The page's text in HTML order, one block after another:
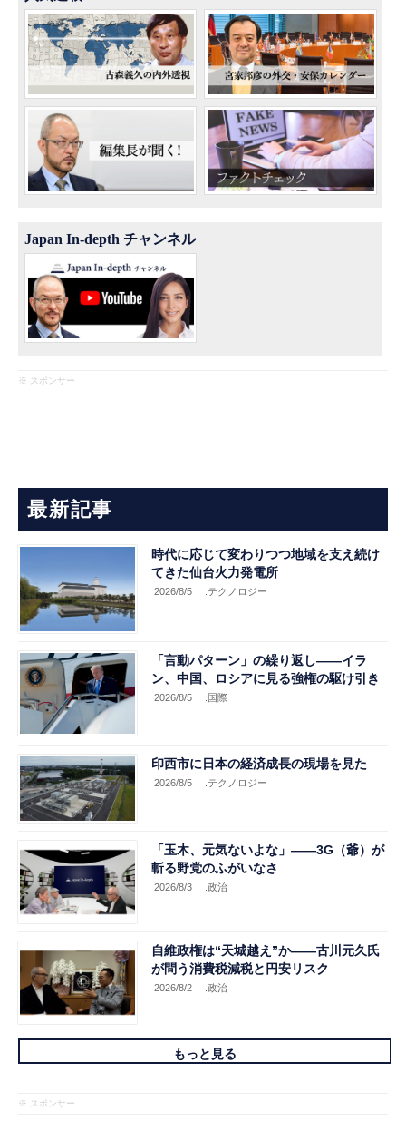
Japan In-depth チャンネル
※ スポンサー
最新記事
時代に応じて変わりつつ地域を支え続け
てきた仙台火力発電所
2026/8/5 .テクノロジー
「言動パターン」の繰り返し――イラ
ン、中国、ロシアに見る強権の駆け引き
2026/8/5 .国際
印西市に日本の経済成長の現場を見た
2026/8/5 .テクノロジー
「玉木、元気ないよな」――3G（爺）が
斬る野党のふがいなさ
2026/8/3 .政治
自維政権は“天城越え”か――古川元久氏
が問う消費税減税と円安リスク
2026/8/2 .政治
もっと見る
※ スポンサー